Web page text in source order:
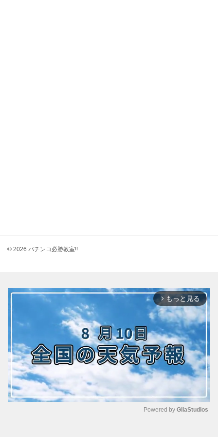
© 2026 パチンコ必勝教室!!
arrow_forward_ios もっと見る
Powered by GliaStudios